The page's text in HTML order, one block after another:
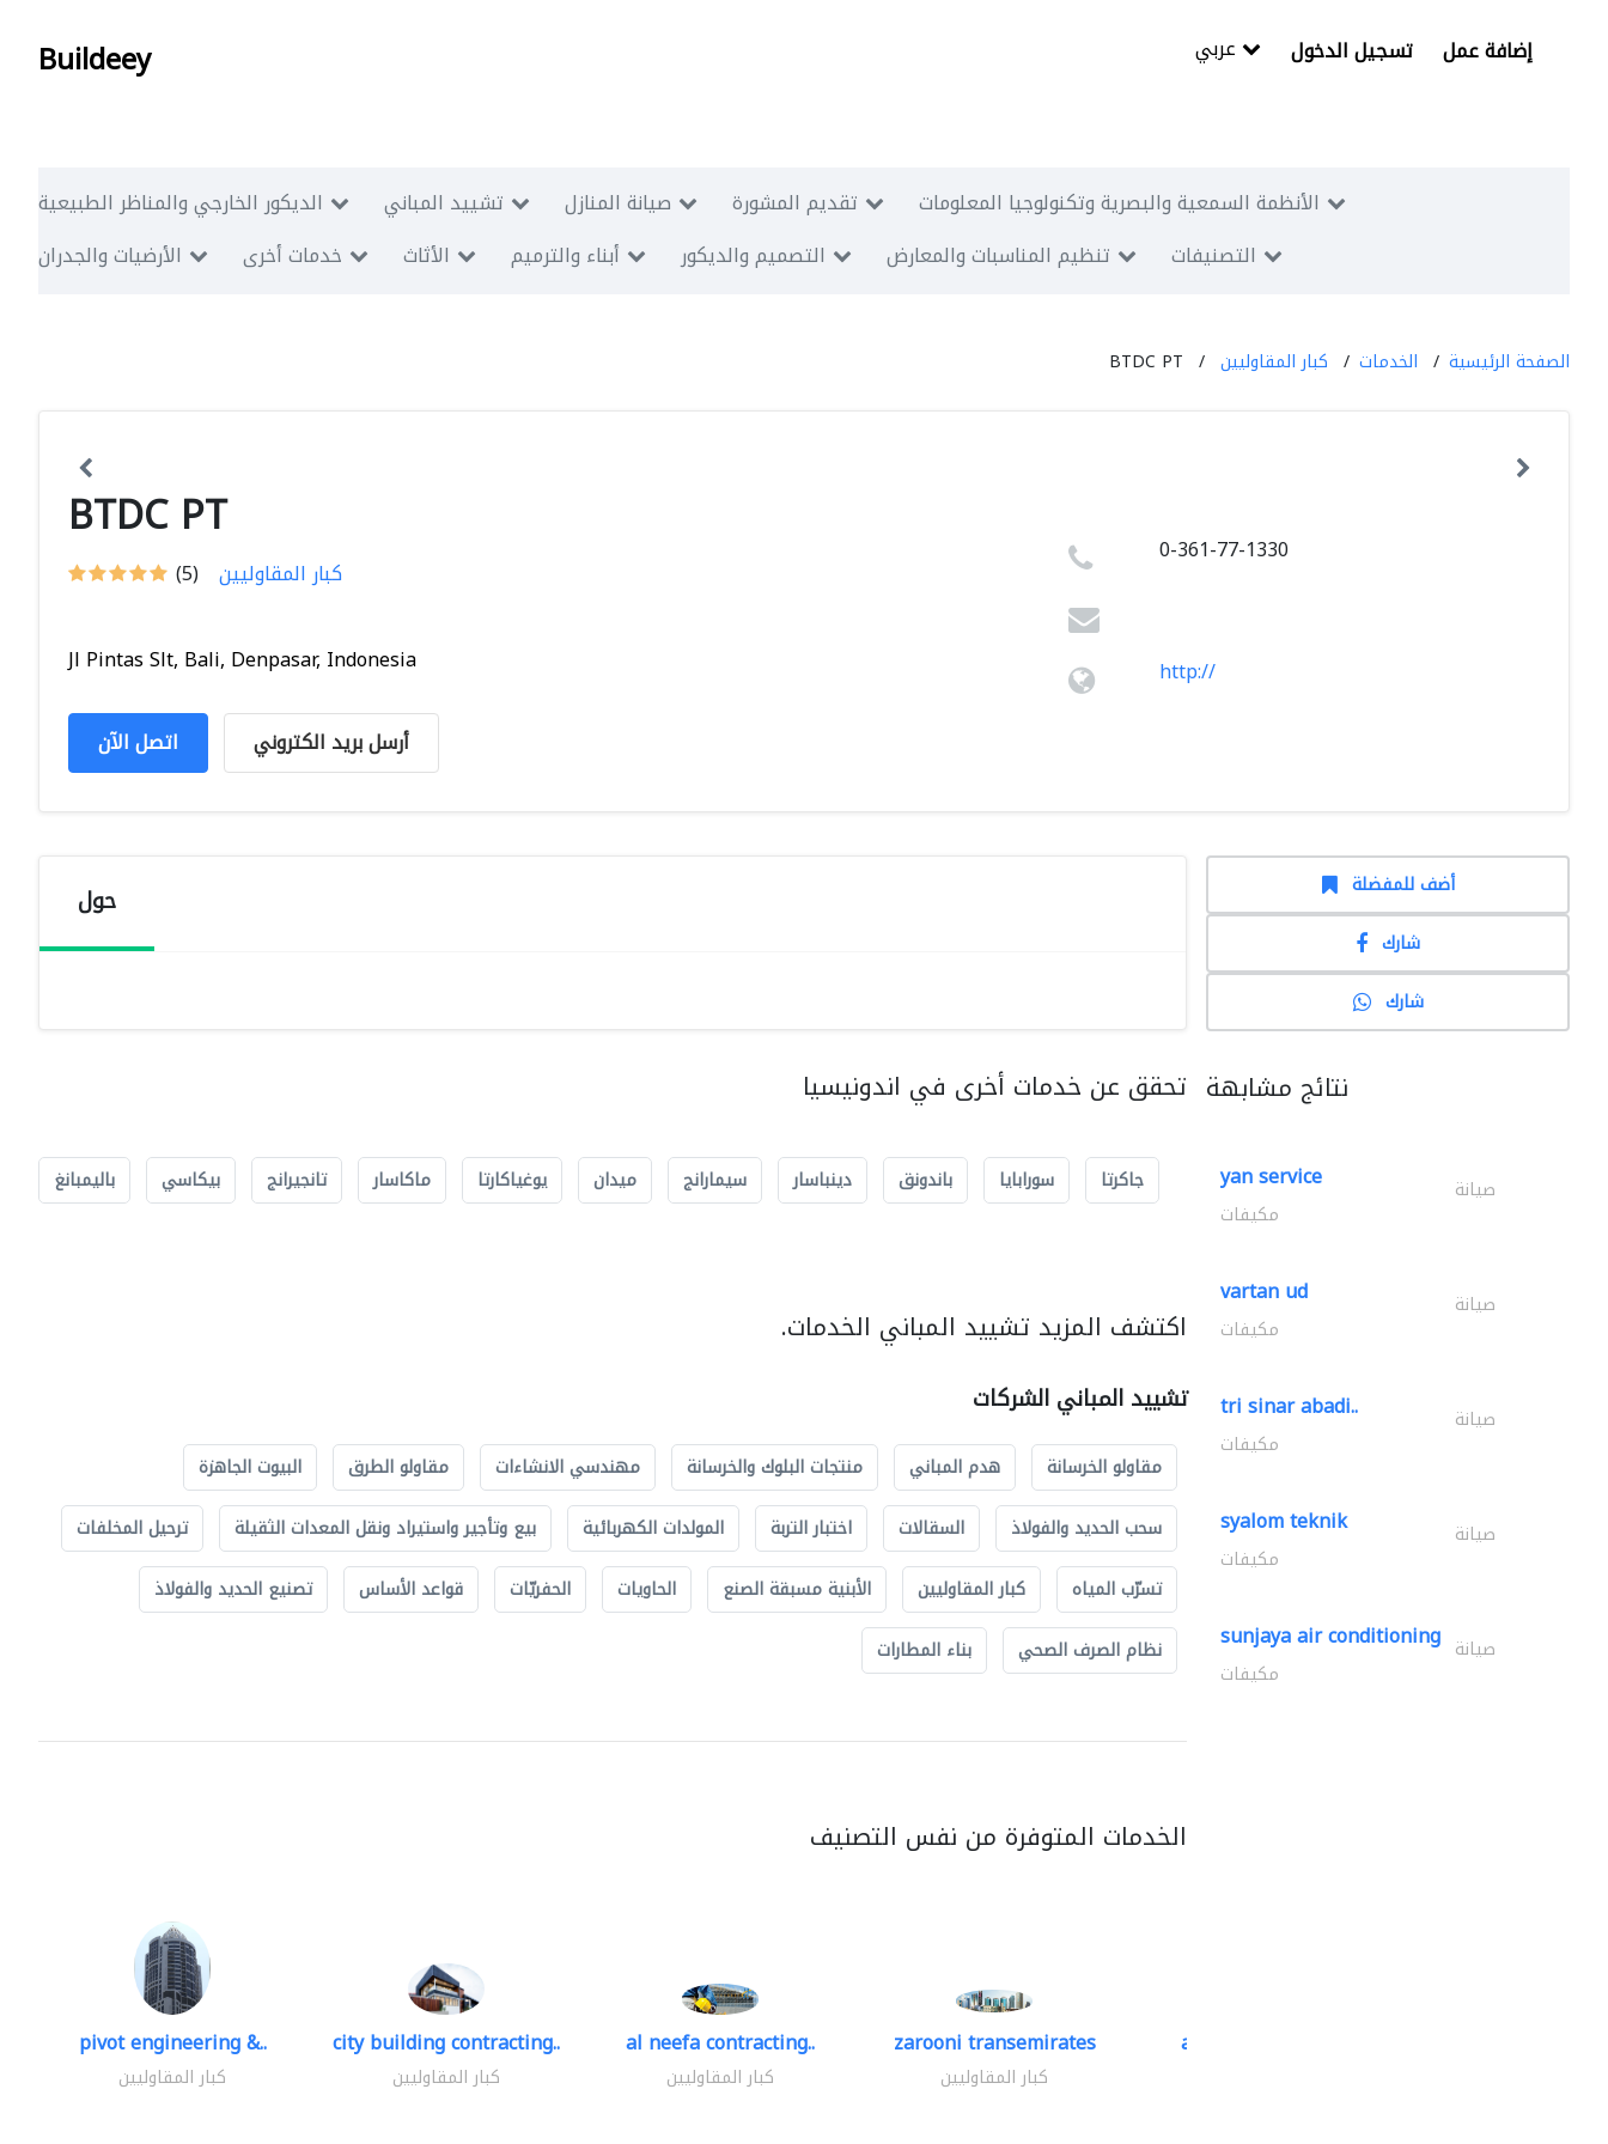
Buildeey تسجيل الدخول إضافة عمل
الديكور الخارجي والمناظر الطبيعية تشييد المباني صيانة المنازل تقديم المشورة
الأنظمة السمعية والبصرية وتكنولوجيا المعلومات
الأرضيات والجدران
خدمات أخرى الأثاث أبناء والترميم التصميم والديكور تنظيم المناسبات والمعارض التصنيفات
الصفحة الرئيسية الخدمات كبار المقاوليين BTDC PT
BTDC PT
(5) كبار المقاوليين
Jl Pintas Slt, Bali, Denpasar, Indonesia
اتصل الآن أرسل بريد الكتروني
0-361-77-1330
http://
حول
تحقق عن خدمات أخرى في اندونيسيا
جاكرتا سورابايا باندونق دينباسار سيمارانج ميدان يوغياكارتا ماكاسار تانجيرانج بيكاسي باليمبانغ
اكتشف المزيد تشييد المباني الخدمات.
تشييد المباني الشركات
مقاولو الخرسانة هدم المباني منتجات البلوك والخرسانة مهندسي الانشاءات مقاولو الطرق
البيوت الجاهزة
سحب الحديد والفولاذ
السقالات اختبار التربة المولدات الكهربائية بيع وتأجير واستيراد ونقل المعدات الثقيلة
ترحيل المخلفات
تسرّب المياه
كبار المقاوليين الأبنية مسبقة الصنع الحاويات الحفريّات قواعد الأساس
تصنيع الحديد والفولاذ
نظام الصرف الصحي
بناء المطارات
الخدمات المتوفرة من نفس التصنيف
pivot engineering &..
كبار المقاوليين
city building contracting..
كبار المقاوليين
al neefa contracting..
كبار المقاوليين
zarooni transemirates
كبار المقاوليين
accurate bldh cont..
أضف للمفضلة
شارك
شارك
نتائج مشابهة
yan service صيانة
مكيفات
vartan ud صيانة
مكيفات
tri sinar abadi.. صيانة
مكيفات
syalom teknik صيانة
مكيفات
sunjaya air conditioning صيانة
مكيفات